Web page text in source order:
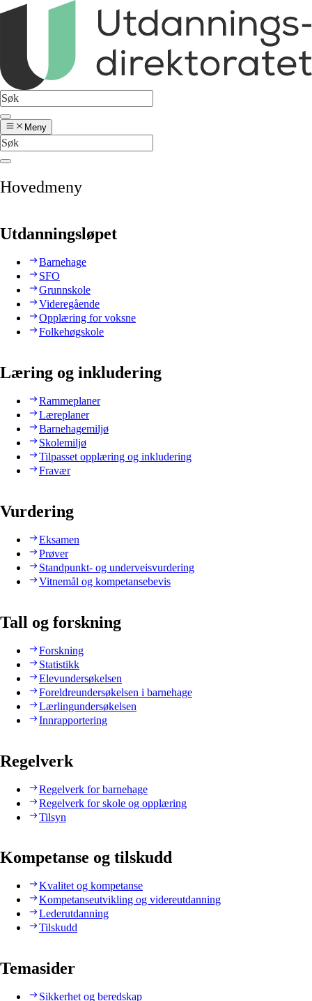
Meny
Hovedmeny
Utdanningsløpet
Barnehage
SFO
Grunnskole
Videregående
Opplæring for voksne
Folkehøgskole
Læring og inkludering
Rammeplaner
Læreplaner
Barnehagemiljø
Skolemiljø
Tilpasset opplæring og inkludering
Fravær
Vurdering
Eksamen
Prøver
Standpunkt- og underveisvurdering
Vitnemål og kompetansebevis
Tall og forskning
Forskning
Statistikk
Elevundersøkelsen
Foreldreundersøkelsen i barnehage
Lærlingundersøkelsen
Innrapportering
Regelverk
Regelverk for barnehage
Regelverk for skole og opplæring
Tilsyn
Kompetanse og tilskudd
Kvalitet og kompetanse
Kompetanseutvikling og videreutdanning
Lederutdanning
Tilskudd
Temasider
Sikkerhet og beredskap